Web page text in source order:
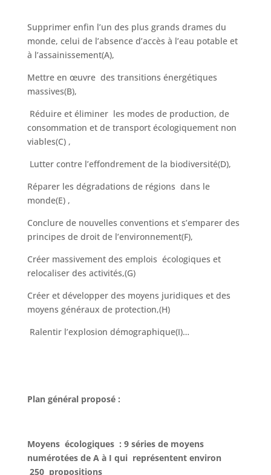
Supprimer enfin l’un des plus grands drames du
monde, celui de l’absence d’accès à l’eau potable et
à l’assainissement(A),
Mettre en œuvre des transitions énergétiques
massives(B),
Réduire et éliminer les modes de production, de
consommation et de transport écologiquement non
viables(C) ,
Lutter contre l’effondrement de la biodiversité(D),
Réparer les dégradations de régions dans le
monde(E) ,
Conclure de nouvelles conventions et s’emparer des
principes de droit de l’environnement(F),
Créer massivement des emplois écologiques et
relocaliser des activités,(G)
Créer et développer des moyens juridiques et des
moyens généraux de protection,(H)
Ralentir l’explosion démographique(I)…
Plan général proposé :
Moyens écologiques : 9 séries de moyens
numérotées de A à I qui représentent environ
250 propositions